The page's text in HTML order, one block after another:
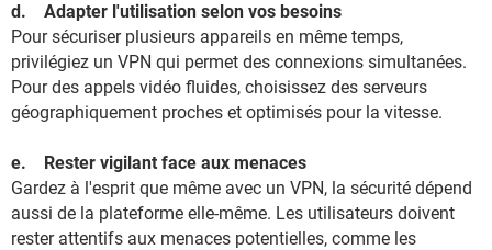
d. Adapter l'utilisation selon vos besoins
Pour sécuriser plusieurs appareils en même temps,
privilégiez un VPN qui permet des connexions simultanées.
Pour des appels vidéo fluides, choisissez des serveurs
géographiquement proches et optimisés pour la vitesse.
e. Rester vigilant face aux menaces
Gardez à l'esprit que même avec un VPN, la sécurité dépend
aussi de la plateforme elle-même. Les utilisateurs doivent
rester attentifs aux menaces potentielles, comme les